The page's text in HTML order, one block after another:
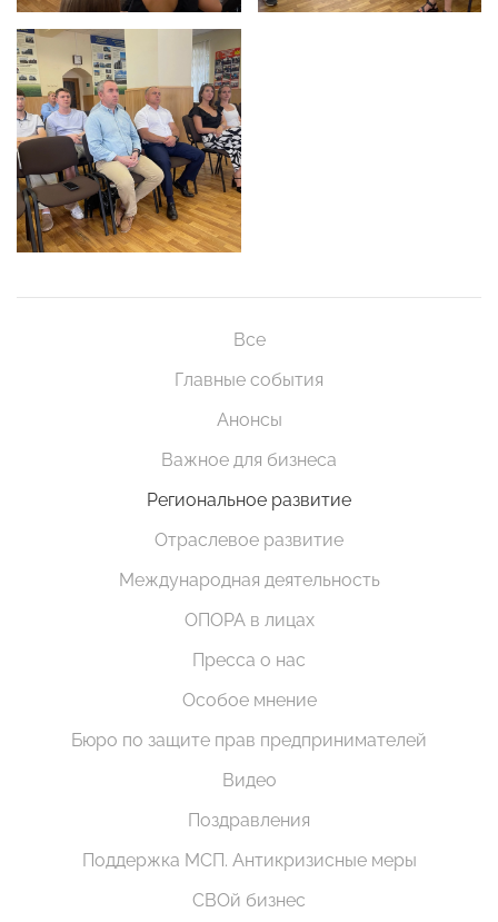
Все
Главные события
Анонсы
Важное для бизнеса
Региональное развитие
Отраслевое развитие
Международная деятельность
ОПОРА в лицах
Пресса о нас
Особое мнение
Бюро по защите прав предпринимателей
Видео
Поздравления
Поддержка МСП. Антикризисные меры
СВОй бизнес